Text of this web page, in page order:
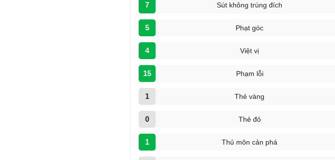
7 Sút không trúng đích
5 Phạt góc
4 Việt vị
15 Phạm lỗi
1 Thẻ vàng
0 Thẻ đỏ
1 Thủ môn cản phá